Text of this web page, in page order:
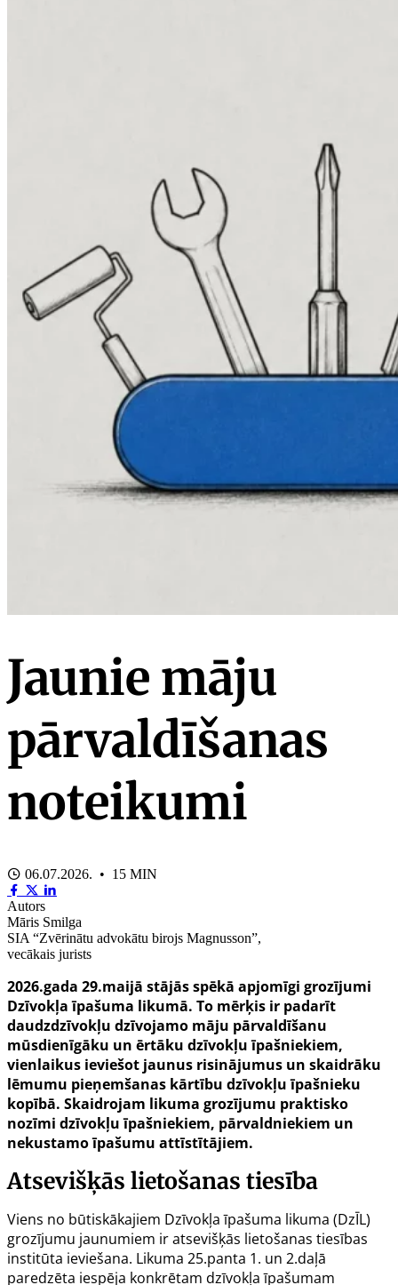
Jaunie māju
pārvaldīšanas
noteikumi
06.07.2026. • 15 MIN
Autors
Māris Smilga
SIA “Zvērinātu advokātu birojs Magnusson”,
vecākais jurists
2026.gada 29.maijā stājās spēkā apjomīgi grozījumi
Dzīvokļa īpašuma likumā. To mērķis ir padarīt
daudzdzīvokļu dzīvojamo māju pārvaldīšanu
mūsdienīgāku un ērtāku dzīvokļu īpašniekiem,
vienlaikus ieviešot jaunus risinājumus un skaidrāku
lēmumu pieņemšanas kārtību dzīvokļu īpašnieku
kopībā. Skaidrojam likuma grozījumu praktisko
nozīmi dzīvokļu īpašniekiem, pārvaldniekiem un
nekustamo īpašumu attīstītājiem.
Atsevišķās lietošanas tiesība
Viens no būtiskākajiem Dzīvokļa īpašuma likuma (DzĪL)
grozījumu jaunumiem ir atsevišķās lietošanas tiesības
institūta ieviešana. Likuma 25.panta 1. un 2.daļā
paredzēta iespēja konkrētam dzīvokļa īpašumam